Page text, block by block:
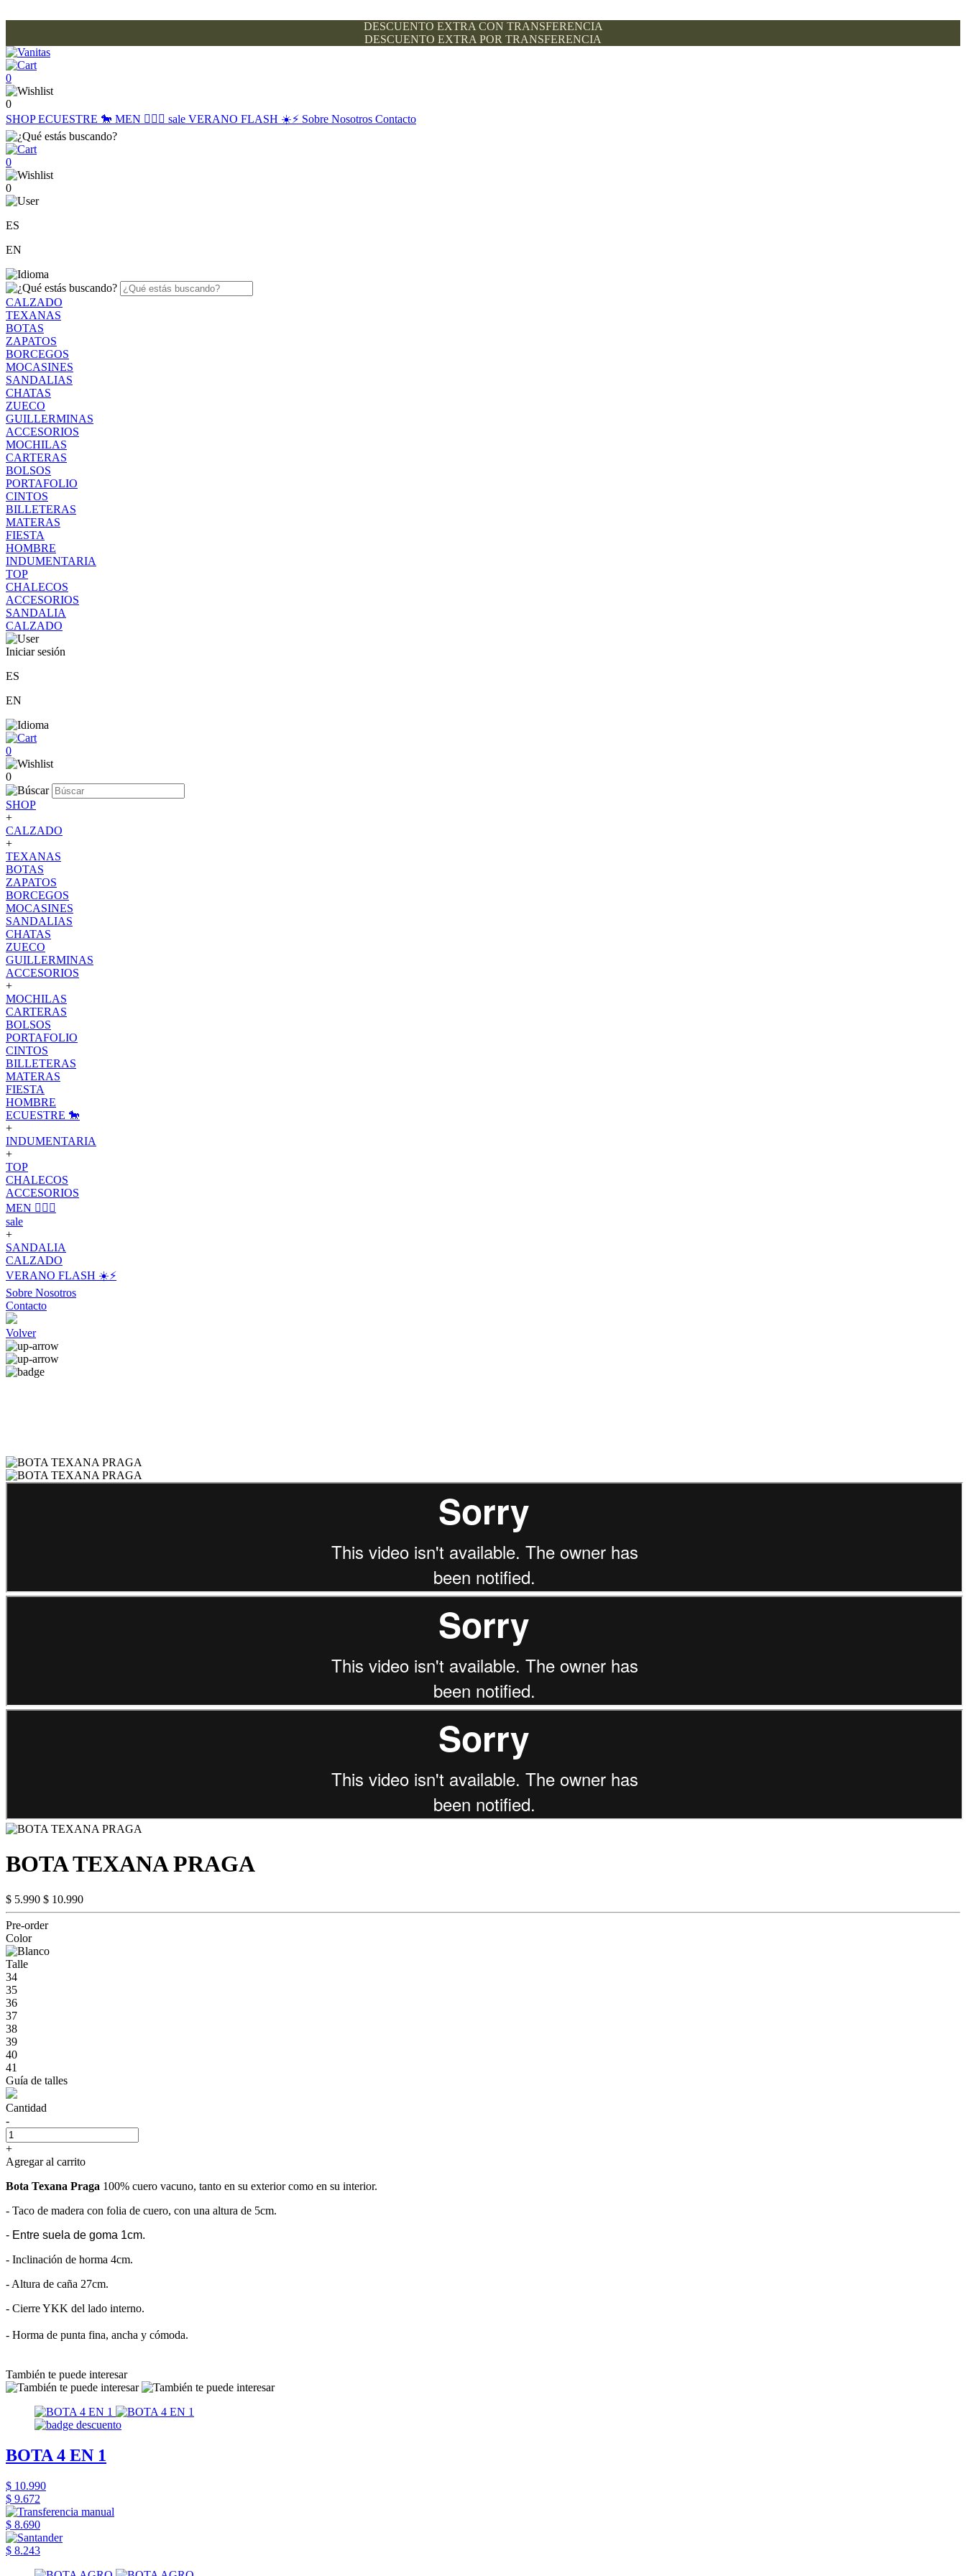
DESCUENTO EXTRA CON TRANSFERENCIA
DESCUENTO EXTRA POR TRANSFERENCIA
0
0
SHOPECUESTRE 🐎 MEN 🙋🏽‍♂️ sale VERANO FLASH ☀️⚡️ Sobre Nosotros Contacto
0
0
ES
EN
CALZADO
TEXANAS
BOTAS
ZAPATOS
BORCEGOS
MOCASINES
SANDALIAS
CHATAS
ZUECO
GUILLERMINAS
ACCESORIOS
MOCHILAS
CARTERAS
BOLSOS
PORTAFOLIO
CINTOS
BILLETERAS
MATERAS
FIESTA
HOMBRE
INDUMENTARIA
TOP
CHALECOS
ACCESORIOS
SANDALIA
CALZADO
Iniciar sesión
ES
EN
0
0
SHOP
+
CALZADO
+
TEXANAS
BOTAS
ZAPATOS
BORCEGOS
MOCASINES
SANDALIAS
CHATAS
ZUECO
GUILLERMINAS
ACCESORIOS
+
MOCHILAS
CARTERAS
BOLSOS
PORTAFOLIO
CINTOS
BILLETERAS
MATERAS
FIESTA
HOMBRE
ECUESTRE 🐎
+
INDUMENTARIA
+
TOP
CHALECOS
ACCESORIOS
MEN 🙋🏽‍♂️
sale
+
SANDALIA
CALZADO
VERANO FLASH ☀️⚡️
Sobre Nosotros
Contacto
Volver
BOTA TEXANA PRAGA
$ 5.990 $ 10.990
Pre-order
Color
Talle
34
35
36
37
38
39
40
41
Guía de talles
Cantidad
-
+
Agregar al carrito
Bota Texana Praga 100% cuero vacuno, tanto en su exterior como en su interior.
- Taco de madera con folia de cuero, con una altura de 5cm.
- Entre suela de goma 1cm.
- Inclinación de horma 4cm.
- Altura de caña 27cm.
- Cierre YKK del lado interno.
- Horma de punta fina, ancha y cómoda.
También te puede interesar
BOTA 4 EN 1
$ 10.990
$ 9.672
$ 8.690
$ 8.243